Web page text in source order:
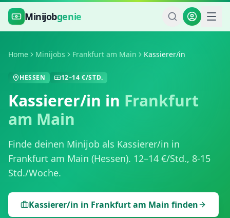
Zum Hauptinhalt springen
Minijobgenie
Home Minijobs Frankfurt am Main Kassierer/in
HESSEN 12–14 €/STD.
Kassierer/in in Frankfurt
am Main
Finde deinen Minijob als Kassierer/in in
Frankfurt am Main (Hessen). 12–14 €/Std., 8-15
Std./Woche.
Kassierer/in in Frankfurt am Main finden